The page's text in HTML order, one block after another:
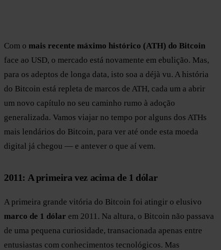
Com o mais recente máximo histórico (ATH) do Bitcoin
face ao USD, o mercado está novamente em ebulição. Mas,
para os adeptos de longa data, isto soa a déjà vu. A história
do Bitcoin está repleta de marcos de ATH, cada um a abrir
um novo capítulo no seu caminho rumo à adoção
generalizada. Vamos viajar no tempo por alguns dos ATHs
mais lendários do Bitcoin, para ver até onde esta moeda
digital já chegou — e antever o que aí vem.
2011: A primeira vez acima de 1 dólar
A primeira grande vitória do Bitcoin foi atingir o elusivo
marco de 1 dólar em 2011. Na altura, o Bitcoin não passava
de uma pequena curiosidade, transacionada apenas entre
entusiastas com conhecimentos tecnológicos. Mas